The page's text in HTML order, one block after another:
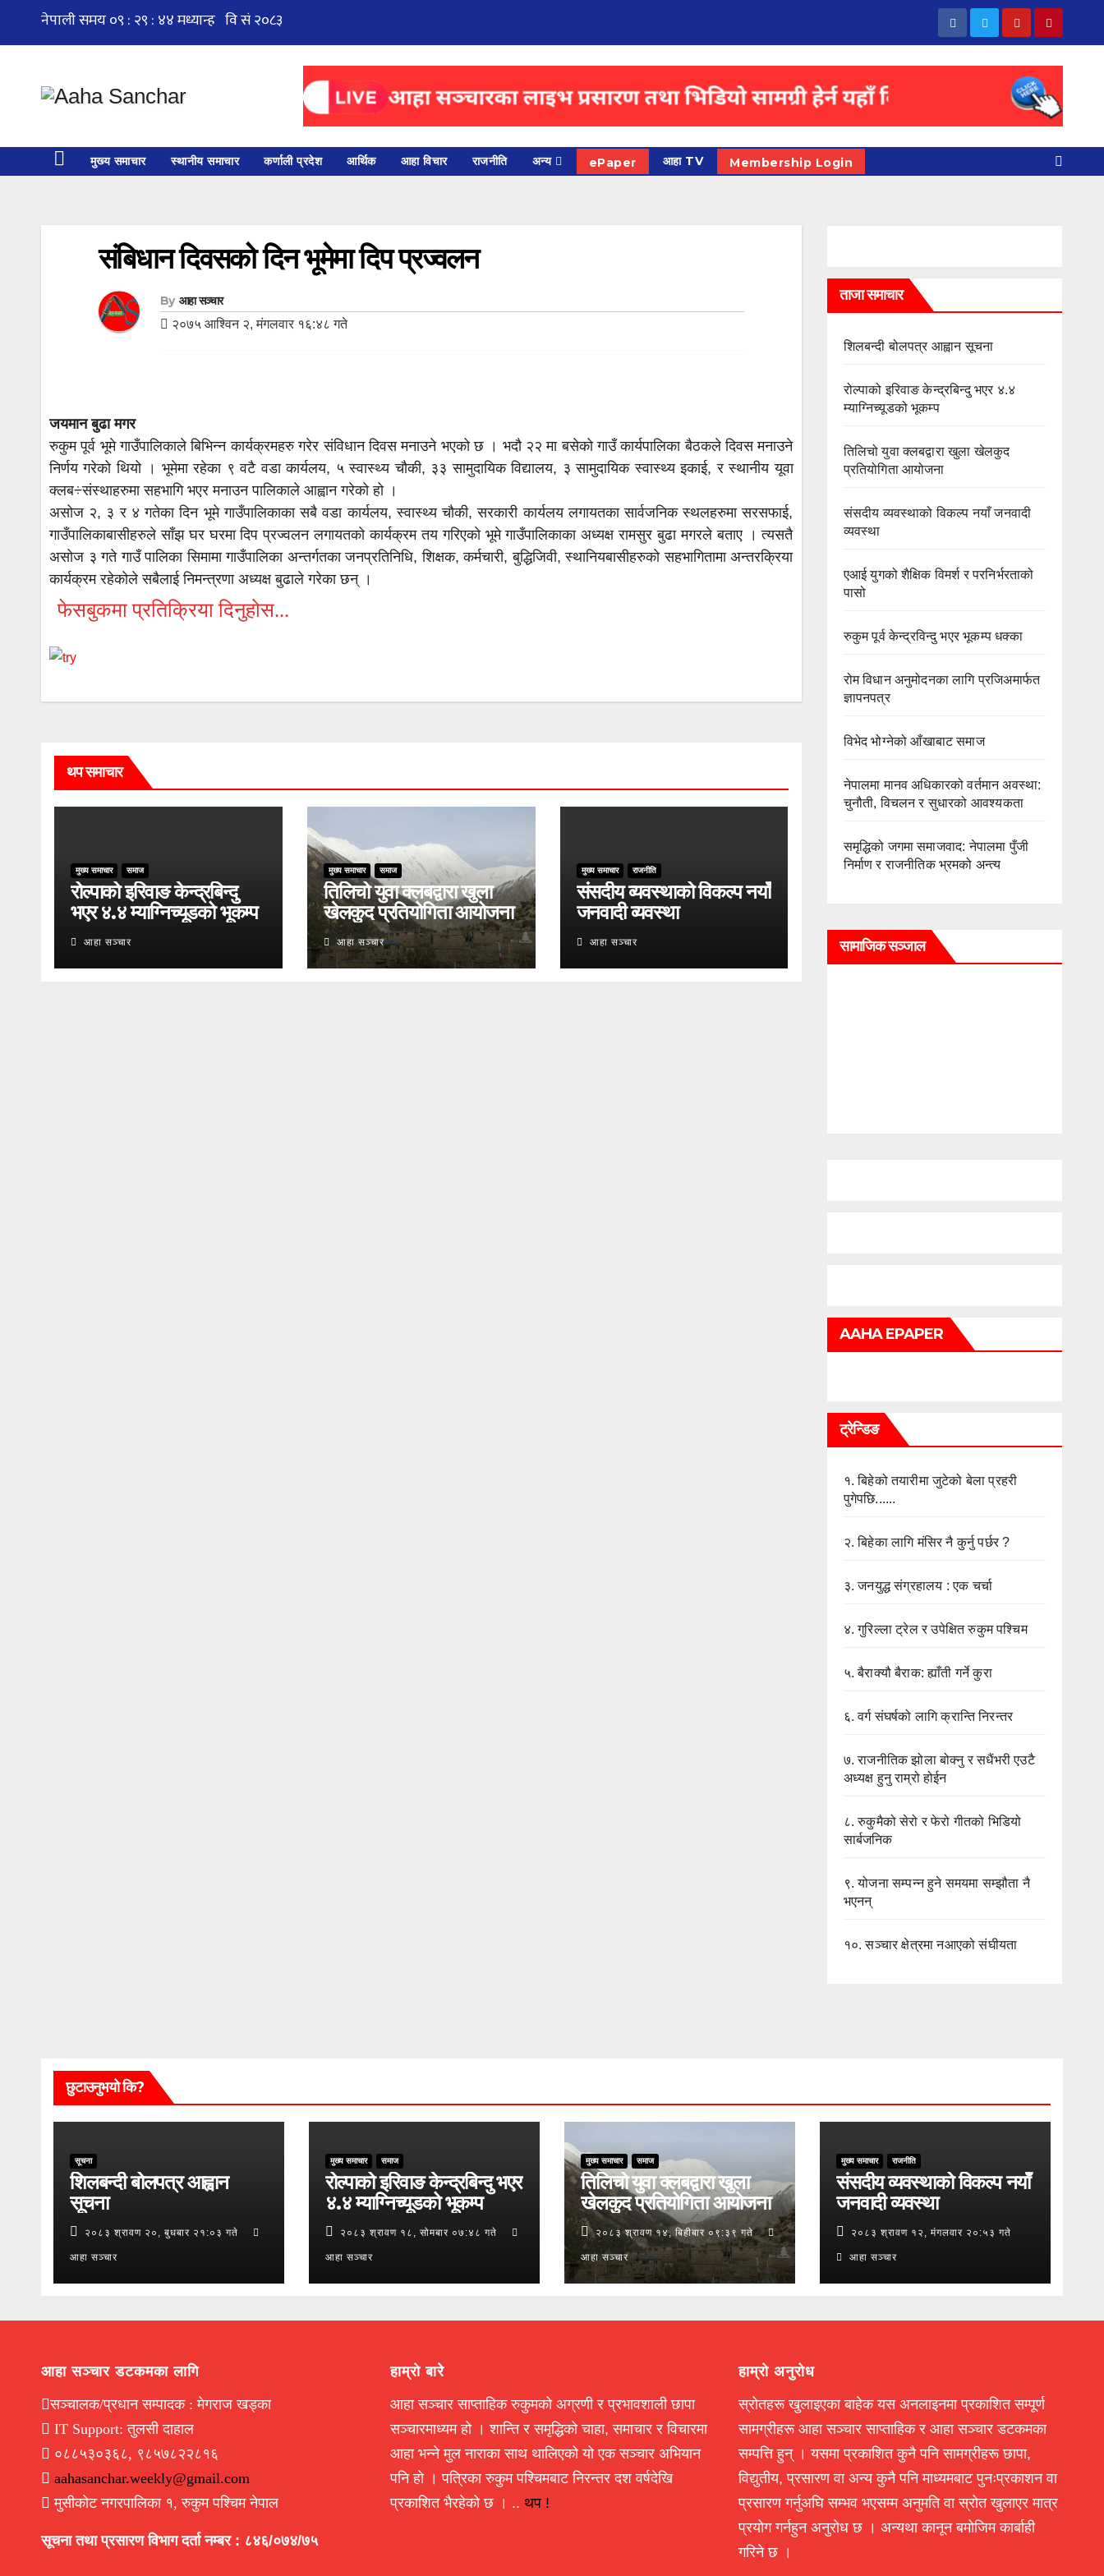
मुख्य समाचार स्थानीय समाचार कर्णाली प्रदेश आर्थिक आहा विचार राजनीति अन्य ePaper आहा TV Membership Login
संबिधान दिवसको दिन भूमेमा दिप प्रज्वलन
By आहा सञ्चार
२०७५ आश्विन २, मंगलवार १६:४८ गते
जयमान बुढा मगर
रुकुम पूर्व भूमे गाउँपालिकाले बिभिन्न कार्यक्रमहरु गरेर संविधान दिवस मनाउने भएको छ । भदौ २२ मा बसेको गाउँ कार्यपालिका बैठकले दिवस मनाउने
निर्णय गरेको थियो । भूमेमा रहेका ९ वटै वडा कार्यलय, ५ स्वास्थ्य चौकी, ३३ सामुदायिक विद्यालय, ३ सामुदायिक स्वास्थ्य इकाई, र स्थानीय यूवा
क्लब÷संस्थाहरुमा सहभागि भएर मनाउन पालिकाले आह्वान गरेको हो ।
असोज २, ३ र ४ गतेका दिन भूमे गाउँपालिकाका सबै वडा कार्यलय, स्वास्थ्य चौकी, सरकारी कार्यलय लगायतका सार्वजनिक स्थलहरुमा सरसफाई,
गाउँपालिकाबासीहरुले साँझ घर घरमा दिप प्रज्वलन लगायतको कार्यक्रम तय गरिएको भूमे गाउँपालिकाका अध्यक्ष रामसुर बुढा मगरले बताए । त्यसतै
असोज ३ गते गाउँ पालिका सिमामा गाउँपालिका अन्तर्गतका जनप्रतिनिधि, शिक्षक, कर्मचारी, बुद्धिजिवी, स्थानियबासीहरुको सहभागितामा अन्तरक्रिया
कार्यक्रम रहेकोले सबैलाई निमन्त्रणा अध्यक्ष बुढाले गरेका छन् ।
फेसबुकमा प्रतिक्रिया दिनुहोस...
थप समाचार
मुख्य समाचार समाज
रोल्पाको इरिवाङ केन्द्रबिन्दु
भएर ४.४ म्याग्निच्यूडको भूकम्प
आहा सञ्चार
मुख्य समाचार समाज
तिलिचो युवा क्लबद्वारा खुला
खेलकुद प्रतियोगिता आयोजना
आहा सञ्चार
मुख्य समाचार राजनीति
संसदीय व्यवस्थाको विकल्प नयाँ
जनवादी व्यवस्था
आहा सञ्चार
ताजा समाचार
शिलबन्दी बोलपत्र आह्वान सूचना
रोल्पाको इरिवाङ केन्द्रबिन्दु भएर ४.४
म्याग्निच्यूडको भूकम्प
तिलिचो युवा क्लबद्वारा खुला खेलकुद
प्रतियोगिता आयोजना
संसदीय व्यवस्थाको विकल्प नयाँ जनवादी
व्यवस्था
एआई युगको शैक्षिक विमर्श र परनिर्भरताको
पासो
रुकुम पूर्व केन्द्रविन्दु भएर भूकम्प धक्का
रोम विधान अनुमोदनका लागि प्रजिअमार्फत
ज्ञापनपत्र
विभेद भोग्नेको आँखाबाट समाज
नेपालमा मानव अधिकारको वर्तमान अवस्था:
चुनौती, विचलन र सुधारको आवश्यकता
समृद्धिको जगमा समाजवाद: नेपालमा पुँजी
निर्माण र राजनीतिक भ्रमको अन्त्य
सामाजिक सञ्जाल
AAHA EPAPER
ट्रेन्डिङ
१.बिहेको तयारीमा जुटेको बेला प्रहरी
पुगेपछि......
२.बिहेका लागि मंसिर नै कुर्नु पर्छर ?
३.जनयुद्ध संग्रहालय : एक चर्चा
४.गुरिल्ला ट्रेल र उपेक्षित रुकुम पश्चिम
५.बैराक्यौ बैराक: ह्याँती गर्ने कुरा
६.वर्ग संघर्षको लागि क्रान्ति निरन्तर
७.राजनीतिक झोला बोक्नु र सधैंभरी एउटै
अध्यक्ष हुनु राम्रो होईन
८.रुकुमैको सेरो र फेरो गीतको भिडियो
सार्बजनिक
९.योजना सम्पन्न हुने समयमा सम्झौता नै
भएनन्
१०.सञ्चार क्षेत्रमा नआएको संघीयता
छुटाउनुभयो कि?
सूचना
शिलबन्दी बोलपत्र आह्वान
सूचना
२०८३ श्रावण २०, बुधबार २१:०३ गते
आहा सञ्चार
मुख्य समाचार समाज
रोल्पाको इरिवाङ केन्द्रबिन्दु भएर
४.४ म्याग्निच्यूडको भूकम्प
२०८३ श्रावण १८, सोमबार ०७:४८ गते
आहा सञ्चार
मुख्य समाचार समाज
तिलिचो युवा क्लबद्वारा खुला
खेलकुद प्रतियोगिता आयोजना
२०८३ श्रावण १४, बिहीबार ०९:३९ गते
आहा सञ्चार
मुख्य समाचार राजनीति
संसदीय व्यवस्थाको विकल्प नयाँ
जनवादी व्यवस्था
२०८३ श्रावण १२, मंगलवार २०:५३ गते
आहा सञ्चार
आहा सञ्चार डटकमका लागि
सञ्चालक/प्रधान सम्पादक : मेगराज खड्का
IT Support: तुलसी दाहाल
०८८५३०३६८, ९८५७८२२८१६
aahasanchar.weekly@gmail.com
मुसीकोट नगरपालिका १, रुकुम पश्चिम नेपाल
सूचना तथा प्रसारण विभाग दर्ता नम्बर : ८४६/०७४/७५
हाम्रो बारे
आहा सञ्चार साप्ताहिक रुकुमको अग्रणी र प्रभावशाली छापा
सञ्चारमाध्यम हो । शान्ति र समृद्धिको चाहा, समाचार र विचारमा
आहा भन्ने मुल नाराका साथ थालिएको यो एक सञ्चार अभियान
पनि हो । पत्रिका रुकुम पश्चिमबाट निरन्तर दश वर्षदेखि
प्रकाशित भैरहेको छ । .. थप !
हाम्रो अनुरोध
स्रोतहरू खुलाइएका बाहेक यस अनलाइनमा प्रकाशित सम्पूर्ण
सामग्रीहरू आहा सञ्चार साप्ताहिक र आहा सञ्चार डटकमका
सम्पत्ति हुन् । यसमा प्रकाशित कुनै पनि सामग्रीहरू छापा,
विद्युतीय, प्रसारण वा अन्य कुनै पनि माध्यमबाट पुनःप्रकाशन वा
प्रसारण गर्नुअघि सम्भव भएसम्म अनुमति वा स्रोत खुलाएर मात्र
प्रयोग गर्नहुन अनुरोध छ । अन्यथा कानून बमोजिम कार्बाही
गरिने छ ।